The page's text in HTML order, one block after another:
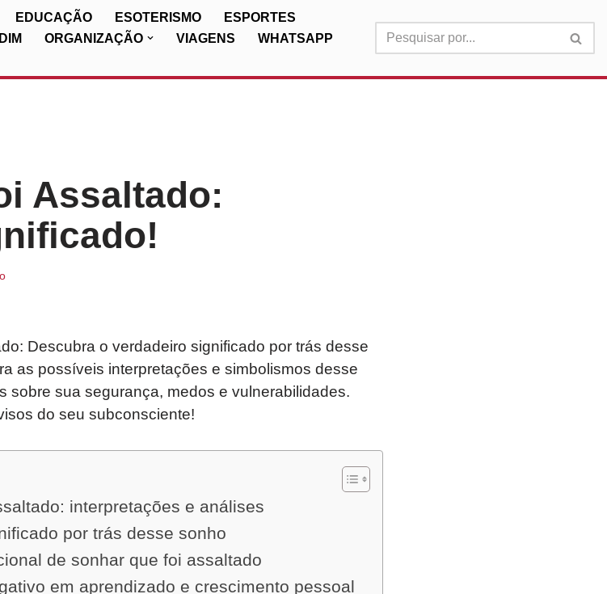
EDUCAÇÃO ESOTERISMO
ESPORTES
ORGANIZAÇÃO VIAGENS
WHATSAPP
Assaltado:
Descubra o verdadeiro significado por trás desse
as possíveis interpretações e simbolismos desse
sobre sua segurança, medos e vulnerabilidades.
do seu subconsciente!
interpretações e análises
por trás desse sonho
de sonhar que foi assaltado
em aprendizado e crescimento pessoal